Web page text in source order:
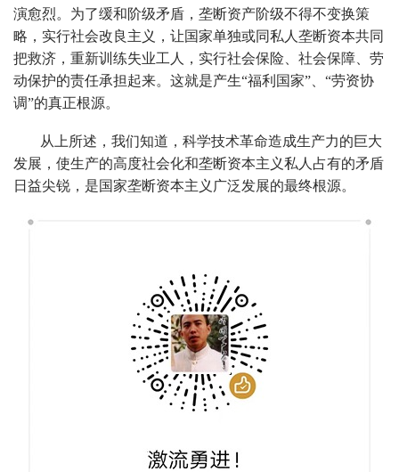
演愈烈。为了缓和阶级矛盾，垄断资产阶级不得不变换策
略，实行社会改良主义，让国家单独或同私人垄断资本共同
把救济，重新训练失业工人，实行社会保险、社会保障、劳
动保护的责任承担起来。这就是产生“福利国家”、“劳资协
调”的真正根源。
从上所述，我们知道，科学技术革命造成生产力的巨大
发展，使生产的高度社会化和垄断资本主义私人占有的矛盾
日益尖锐，是国家垄断资本主义广泛发展的最终根源。